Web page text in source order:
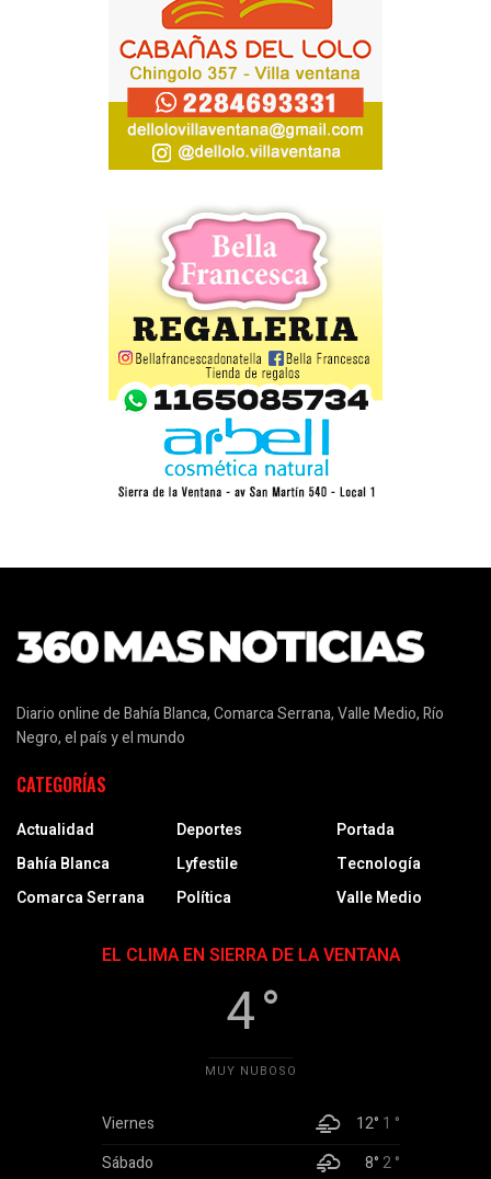
Diario online de Bahía Blanca, Comarca Serrana, Valle Medio, Río
Negro, el país y el mundo
CATEGORÍAS
Actualidad
Bahía Blanca
Comarca Serrana
Deportes
Lyfestile
Política
Portada
Tecnología
Valle Medio
EL CLIMA EN SIERRA DE LA VENTANA
4 °
MUY NUBOSO
Viernes 12° 1 °
Sábado
8°2 °